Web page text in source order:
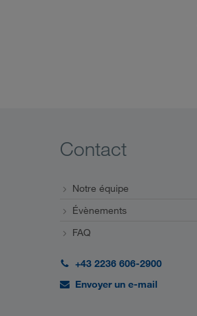
Contact
Notre équipe
Évènements
FAQ
+43 2236 606-2900
Envoyer un e-mail